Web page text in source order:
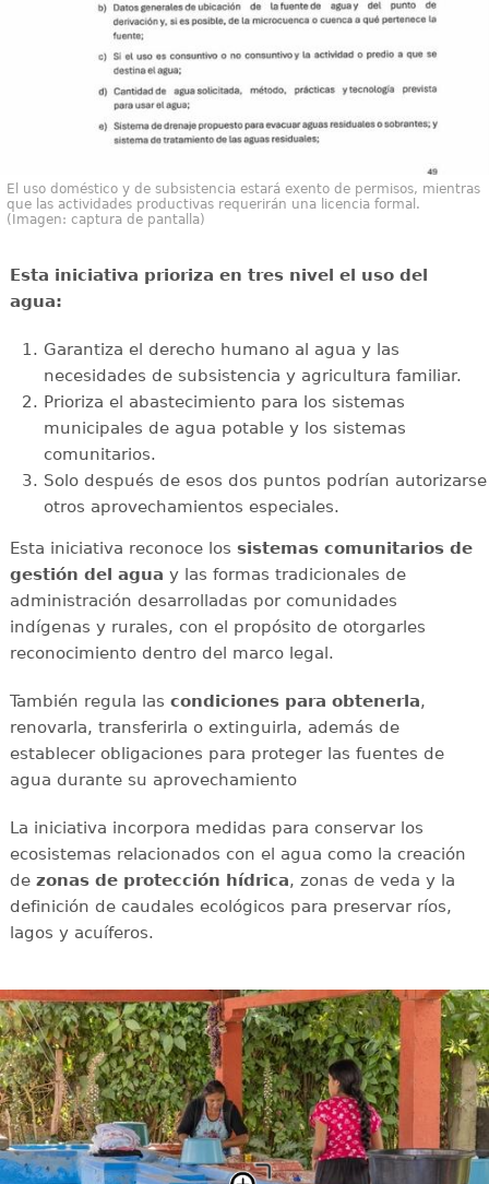
El uso doméstico y de subsistencia estará exento de permisos, mientras
que las actividades productivas requerirán una licencia formal.
(Imagen: captura de pantalla)
Esta iniciativa prioriza en tres nivel el uso del
agua:
Garantiza el derecho humano al agua y las
necesidades de subsistencia y agricultura familiar.
Prioriza el abastecimiento para los sistemas
municipales de agua potable y los sistemas
comunitarios.
Solo después de esos dos puntos podrían autorizarse
otros aprovechamientos especiales.
Esta iniciativa reconoce los sistemas comunitarios de
gestión del agua y las formas tradicionales de
administración desarrolladas por comunidades
indígenas y rurales, con el propósito de otorgarles
reconocimiento dentro del marco legal.
También regula las condiciones para obtenerla,
renovarla, transferirla o extinguirla, además de
establecer obligaciones para proteger las fuentes de
agua durante su aprovechamiento
La iniciativa incorpora medidas para conservar los
ecosistemas relacionados con el agua como la creación
de zonas de protección hídrica, zonas de veda y la
definición de caudales ecológicos para preservar ríos,
lagos y acuíferos.